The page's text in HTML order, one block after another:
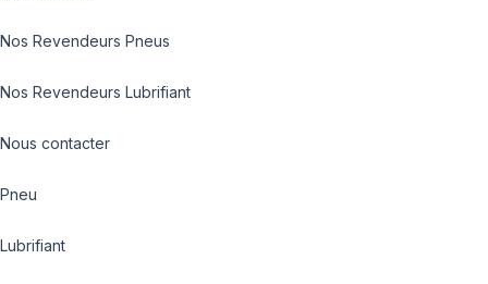
Nos Revendeurs Pneus
Nos Revendeurs Lubrifiant
Nous contacter
Pneu
Lubrifiant